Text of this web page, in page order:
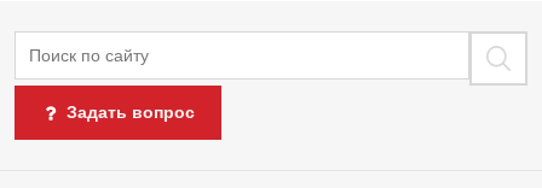
Поиск
Задать вопрос